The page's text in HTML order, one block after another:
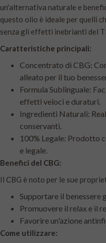
un'alternativa naturale e
questo olio è ideale per quelli
senza gli effetti inebrianti del
Caratteristiche principali:
Concentrato di CBG:
alleato per il tuo
Formula Sublinguale:
effetti veloci e duraturi.
Ingredienti Naturali:
conservanti.
100% Legale: Prodotto
e legale.
Benefici del CBG:
Il CBG è noto per le sue
Supportare il benessere
Promuovere il relax e il
Favorire un'azione
Come utilizzare: